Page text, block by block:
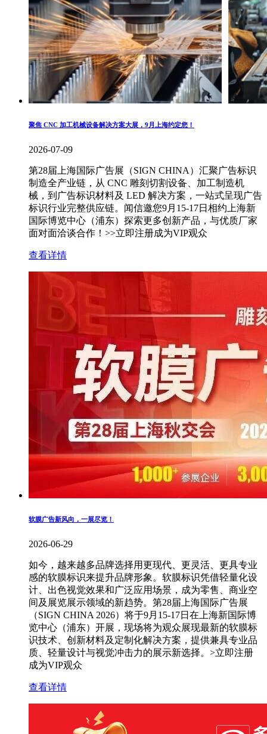
聚焦 CNC 加工机械设备解决方案大展，9月上海约定您！
2026-07-09
第28届上海国际广告展（SIGN CHINA）汇聚广告标识
制造全产业链，从 CNC 雕刻切割设备、加工制造机
械，到广告标识材料及 LED 解决方案，一站式呈现广告
标识行业完整供应链。闻信邀您9月15-17日相约上海新
国际博览中心（浦东）探索更多创新产品，与优质厂家
面对面洽谈合作！>>立即注册成为VIP观众
查看详情
软膜广告新风向，一展尽览！
2026-06-29
如今，越来越多品牌选择用更现代、更灵活、更具专业
感的软膜标识来提升品牌形象。软膜标识凭借轻量化设
计、出色视觉效果和广泛应用场景，成为零售、商业空
间及展览展示领域的新趋势。第28届上海国际广告展
（SIGN CHINA 2026）将于9月15-17日在上海新国际博
览中心（浦东）开展，现场将为观众展现最新的软膜标
识技术、创新材料及定制化解决方案，提供兼具专业品
质、轻量设计与视觉冲击力的展示新选择。>立即注册
成为VIP观众
查看详情